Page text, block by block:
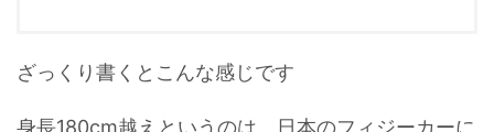
ざっくり書くとこんな感じです
身長180cm越えというのは、日本のフィジーカーに